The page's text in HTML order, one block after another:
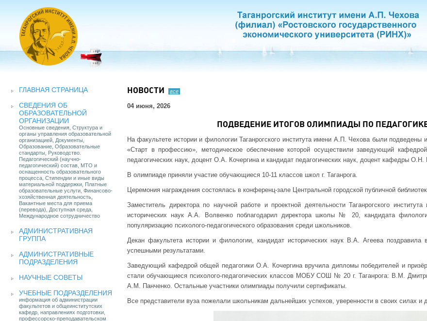
ГЛАВНАЯ СТРАНИЦА
СВЕДЕНИЯ ОБ
ОБРАЗОВАТЕЛЬНОЙ
ОРГАНИЗАЦИИ
Основные сведения, Структура и
органы управления образовательной
организацией, Документы,
Образование, Образовательные
стандарты, Руководство.
Педагогический (научно-
педагогический) состав, МТО и
оснащенность образовательного
процесса, Стипендии и иные виды
материальной поддержки, Платные
образовательные услуги, Финансово-
хозяйственная деятельность,
Вакантные места для приема
(перевода), Доступная среда,
Международное сотрудничество
АДМИНИСТРАТИВНАЯ
ГРУППА
АДМИНИСТРАТИВНЫЕ
ПОДРАЗДЕЛЕНИЯ
НАУЧНЫЕ СОВЕТЫ
УЧЕБНЫЕ ПОДРАЗДЕЛЕНИЯ
информация об администрации
факультетов и общеинститутских
кафедр, направлениях подготовки,
профессорско-преподавательском
НОВОСТИ все
04 июня, 2026
ПОДВЕДЕНИЕ ИТОГОВ ОЛИМПИАДЫ ПО
На факультете истории и филологии Таганрогского института имени А.П. Чехова были подведены
«Старт в профессию», методическое обеспечение которой осуществили заведующий
педагогических наук, доцент О.А. Кочергина и кандидат педагогических наук, доцент кафедры
В олимпиаде приняли участие обучающиеся 10-11 классов школ г. Таганрога.
Церемония награждения состоялась в конференц-зале Центральной городской публичной
Заместитель директора по научной работе и проектной деятельности Таганрогского
исторических наук А.А. Волвенко поблагодарил директора школы № 20, кандидата
популяризацию психолого-педагогического образования среди школьников.
Декан факультета истории и филологии, кандидат исторических наук В.А. Агеева поздравила
успешными результатами.
Заведующий кафедрой общей педагогики О.А. Кочергина вручила дипломы победителей и
стали обучающиеся психолого-педагогических классов МОБУ СОШ № 20 г. Таганрога: В.М.
А.М. Панченко. Остальные участники олимпиады получили сертификаты.
Все представители вуза пожелали школьникам дальнейших успехов, уверенности в своих силах и